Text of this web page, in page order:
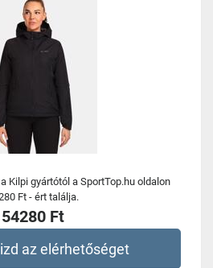
Kilpi gyártótól a SportTop.hu oldalon
Ft - ért találja.
54280 Ft
az elérhetőséget